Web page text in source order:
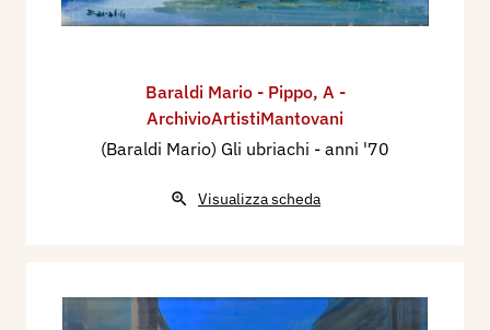
Baraldi Mario - Pippo, A -
ArchivioArtistiMantovani
(Baraldi Mario) Gli ubriachi - anni '70
Visualizza scheda